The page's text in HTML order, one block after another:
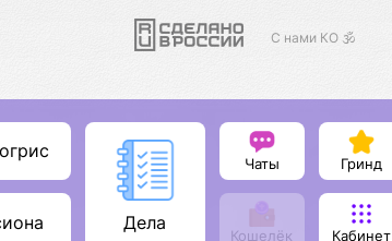
С нами КО 🕉️
Дела
Чаты Гринд
Кошелёк Кабинет